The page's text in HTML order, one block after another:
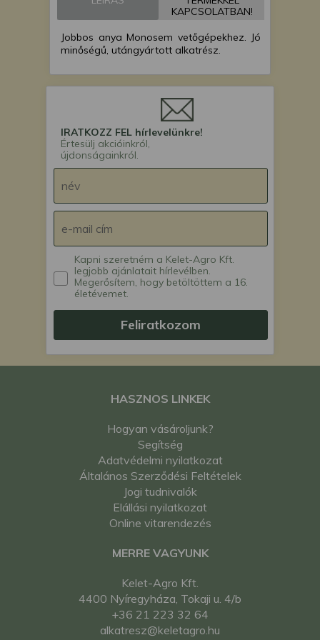
KAPCSOLATBAN!
Jobbos anya Monosem vetőgépekhez. Jó
minőségű, utángyártott alkatrész.
IRATKOZZ FEL hírlevelünkre!
Értesülj akcióinkról,
újdonságainkról.
Kapni szeretném a Kelet-Agro Kft.
legjobb ajánlatait hírlevélben.
Megerősítem, hogy betöltöttem a 16.
életévemet.
Feliratkozom
HASZNOS LINKEK
Hogyan vásároljunk?
Segítség
Adatvédelmi nyilatkozat
Általános Szerződési Feltételek
Jogi tudnivalók
Elállási nyilatkozat
Online vitarendezés
MERRE VAGYUNK
Kelet-Agro Kft.
4400 Nyíregyháza, Tokaji u. 4/b
+36 21 223 32 64
alkatresz@keletagro.hu